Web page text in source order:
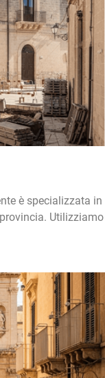
è specializzata in
Utilizziamo